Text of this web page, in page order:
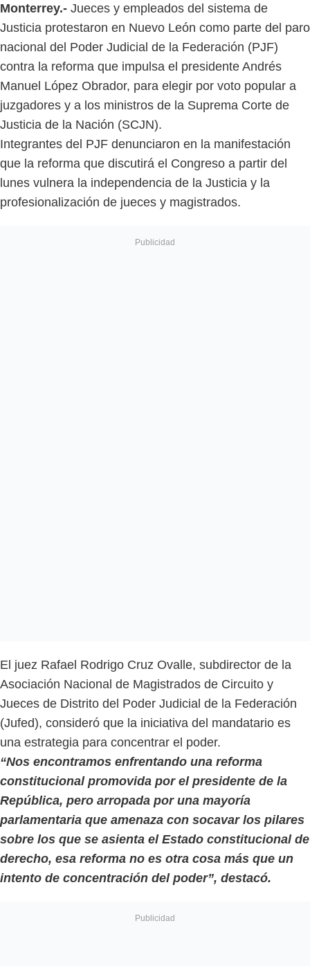
Monterrey.- Jueces y empleados del sistema de
Justicia protestaron en Nuevo León como parte del paro
nacional del Poder Judicial de la Federación (PJF)
contra la reforma que impulsa el presidente Andrés
Manuel López Obrador, para elegir por voto popular a
juzgadores y a los ministros de la Suprema Corte de
Justicia de la Nación (SCJN).
Integrantes del PJF denunciaron en la manifestación
que la reforma que discutirá el Congreso a partir del
lunes vulnera la independencia de la Justicia y la
profesionalización de jueces y magistrados.
El juez Rafael Rodrigo Cruz Ovalle, subdirector de la
Asociación Nacional de Magistrados de Circuito y
Jueces de Distrito del Poder Judicial de la Federación
(Jufed), consideró que la iniciativa del mandatario es
una estrategia para concentrar el poder.
“Nos encontramos enfrentando una reforma
constitucional promovida por el presidente de la
República, pero arropada por una mayoría
parlamentaria que amenaza con socavar los pilares
sobre los que se asienta el Estado constitucional de
derecho, esa reforma no es otra cosa más que un
intento de concentración del poder”, destacó.